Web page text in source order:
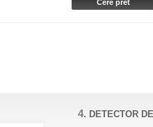
4. DETECTOR